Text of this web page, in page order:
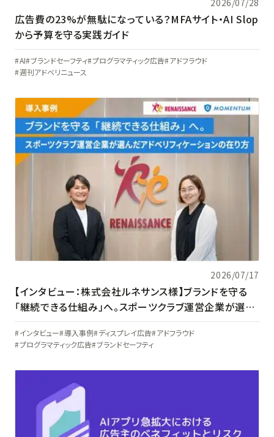
2026/07/28
広告費の23%が無駄になっている？MFAサイト・AI Slop
から予算を守る実践ガイド
AI ブランドセーフティ プログラマティック広告 アドフラウド
週刊アドベリニュース
2026/07/17
【インタビュー：株式会社ルネサンス様】ブランドを守る
「継続できる仕組み」へ。スポーツクラブ運営企業が選ん
だアドベリフィケーションの在り方
インタビュー 導入事例 ディスプレイ広告 アドフラウド
プログラマティック広告 ブランドセーフティ